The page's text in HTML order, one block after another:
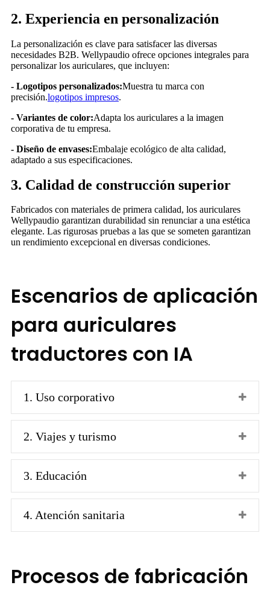
2. Experiencia en personalización
La personalización es clave para satisfacer las diversas
necesidades B2B. Wellypaudio ofrece opciones integrales para
personalizar los auriculares, que incluyen:
- Logotipos personalizados:Muestra tu marca con
precisión.logotipos impresos.
- Variantes de color:Adapta los auriculares a la imagen
corporativa de tu empresa.
- Diseño de envases:Embalaje ecológico de alta calidad,
adaptado a sus especificaciones.
3. Calidad de construcción superior
Fabricados con materiales de primera calidad, los auriculares
Wellypaudio garantizan durabilidad sin renunciar a una estética
elegante. Las rigurosas pruebas a las que se someten garantizan
un rendimiento excepcional en diversas condiciones.
Escenarios de aplicación
para auriculares
traductores con IA
1. Uso corporativo
2. Viajes y turismo
3. Educación
4. Atención sanitaria
Procesos de fabricación